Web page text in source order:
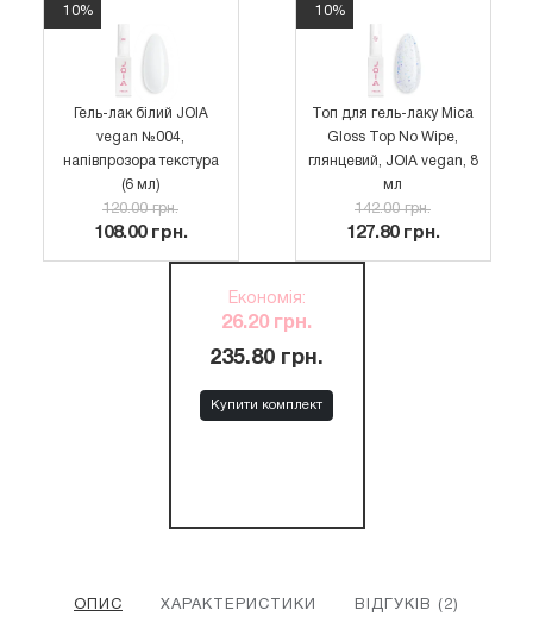
10%
Гель-лак білий JOIA
vegan №004,
напівпрозора текстура
(6 мл)
120.00 грн.
108.00 грн.
10%
Топ для гель-лаку Mica
Gloss Top No Wipe,
глянцевий, JOIA vegan, 8
мл
142.00 грн.
127.80 грн.
Економія:
26.20 грн.
235.80 грн.
Купити комплект
ОПИС ХАРАКТЕРИСТИКИ ВІДГУКІВ (2)